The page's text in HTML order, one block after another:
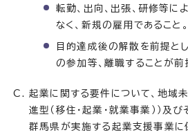
転勤、出向、出張、研修等に
なく、新規の雇用であること。
目的達成後の解散を前提と
の参加等、離職することが前
起業に関する要件について、地域
進型（移住・起業・就業事業））及
群馬県が実施する起業支援事業に